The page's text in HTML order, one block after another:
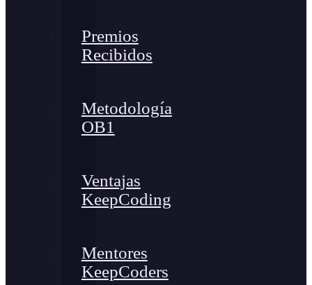
Premios
Recibidos
Metodología
OB1
Ventajas
KeepCoding
Mentores
KeepCoders